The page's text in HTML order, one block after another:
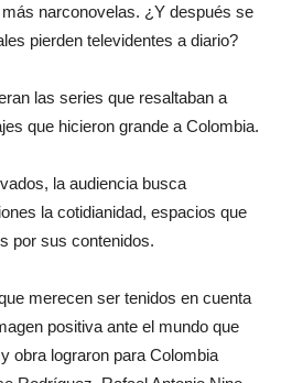
más narconovelas. ¿Y después se
pierden televidentes a diario?
las series que resaltaban a
que hicieron grande a Colombia.
la audiencia busca
la cotidianidad, espacios que
por sus contenidos.
merecen ser tenidos en cuenta
positiva ante el mundo que
obra lograron para Colombia